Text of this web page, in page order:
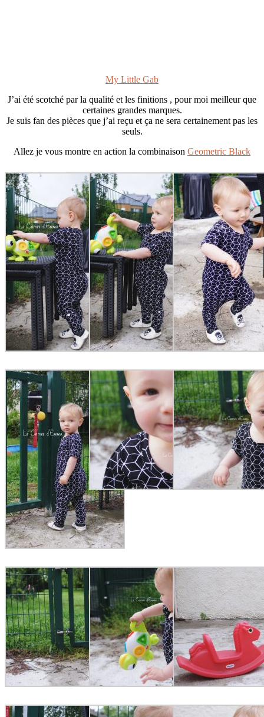
My Little Gab
J’ai été scotché par la qualité et les finitions , pour moi meilleur que
certaines grandes marques.
Je suis fan des pièces que j’ai reçu et ça ne sera certainement pas les
seuls.
Allez je vous montre en action la combinaison Geometric Black